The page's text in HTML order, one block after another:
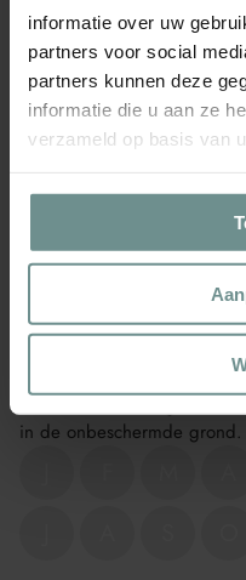
informatie over uw
partners voor social
partners kunnen deze
informatie die u aan ze
verzameld op basis van
Einjährig/mehrjährig:
🌱 WANN WACHSE
Zaaien onder glas
omgevingen zoals kassen of
J F M A
O
Zaaien in de volle grond is
in de onbeschermde grond.